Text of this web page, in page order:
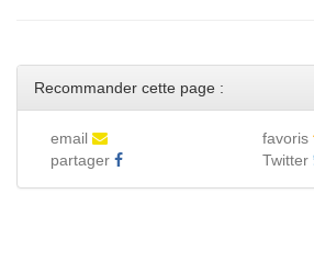
Recommander cette page :
email
favoris
partager
Twitter